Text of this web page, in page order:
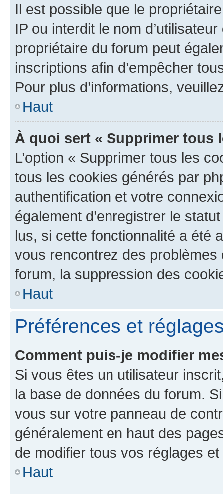
Il est possible que le
IP ou interdit le nom
propriétaire du forum peut
inscriptions afin d’empêcher
Pour plus d’informations,
Haut
À quoi sert « Supprimer tous
L’option « Supprimer tous les
tous les cookies générés par
authentification et votre
également d’enregistrer le
lus, si cette fonctionnalité a été
vous rencontrez des
forum, la suppression des
Haut
Préférences et
Comment puis-je modifier
Si vous êtes un utilisateur
la base de données du forum.
vous sur votre panneau de
généralement en haut des
de modifier tous vos réglages
Haut